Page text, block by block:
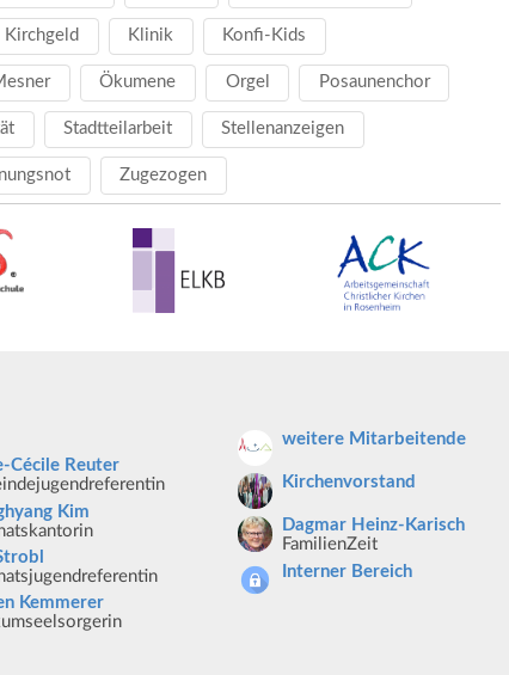
Kirchgeld Klinik Konfi-Kids
Ökumene Orgel Posaunenchor
Stadtteilarbeit Stellenanzeigen
Zugezogen
Cécile Reuter
Kim
Kemmerer
weitere Mitarbeitende
Kirchenvorstand
Dagmar Heinz-Karisch
FamilienZeit
Interner Bereich